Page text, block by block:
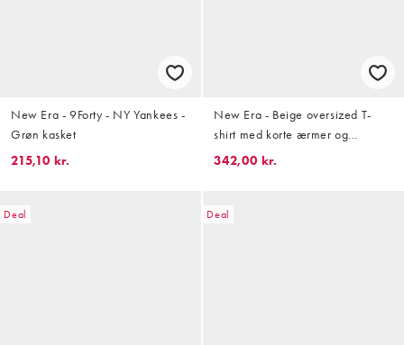
New Era - 9Forty - NY Yankees -
Grøn kasket
215,10 kr.
New Era - Beige oversized T-
shirt med korte ærmer og
vaffeltekstur i firkantet pasform
342,00 kr.
Deal Deal